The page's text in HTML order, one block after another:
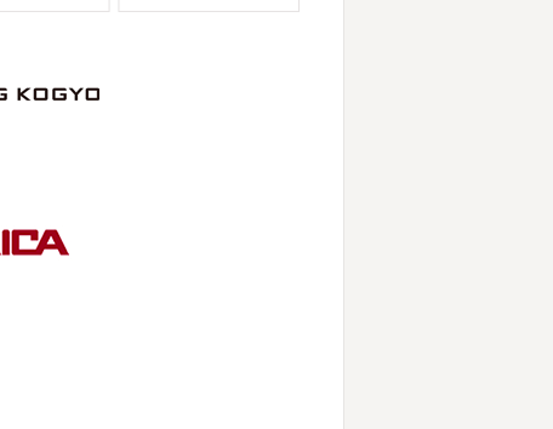
3勝することができました...
茅ヶ崎外壁塗装専門店＊
こんな日はお仕事日和です
した